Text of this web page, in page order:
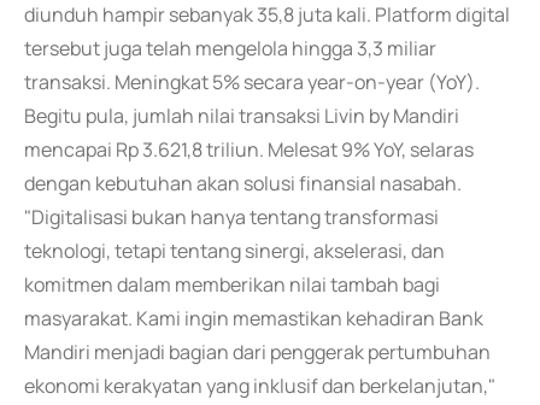
diunduh hampir sebanyak 35,8 juta kali. Platform digital
tersebut juga telah mengelola hingga 3,3 miliar
transaksi. Meningkat 5% secara year-on-year (YoY).
Begitu pula, jumlah nilai transaksi Livin by Mandiri
mencapai Rp 3.621,8 triliun. Melesat 9% YoY, selaras
dengan kebutuhan akan solusi finansial nasabah.
"Digitalisasi bukan hanya tentang transformasi
teknologi, tetapi tentang sinergi, akselerasi, dan
komitmen dalam memberikan nilai tambah bagi
masyarakat. Kami ingin memastikan kehadiran Bank
Mandiri menjadi bagian dari penggerak pertumbuhan
ekonomi kerakyatan yang inklusif dan berkelanjutan,"